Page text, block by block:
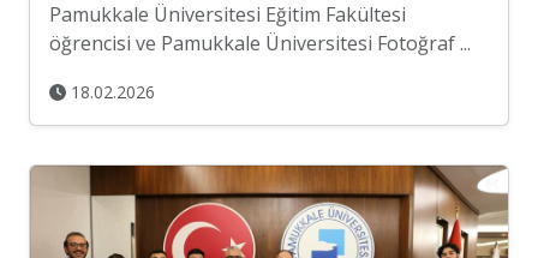
Pamukkale Üniversitesi Eğitim Fakültesi
öğrencisi ve Pamukkale Üniversitesi Fotoğraf ...
18.02.2026